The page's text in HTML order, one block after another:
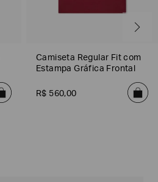
Camiseta Regular Fit com
Estampa Gráfica Frontal
R$ 560,00